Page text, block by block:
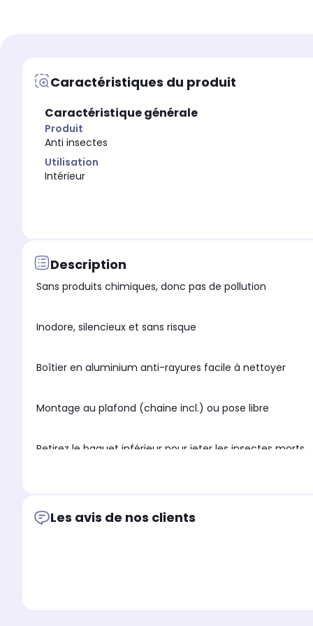
Poids Net (kg)
12.0
Poids Net (kg)
Caractéristiques du produit
Caractéristique générale
Produit
Anti insectes
Utilisation
Intérieur
Description
Sans produits chimiques, donc pas de pollution
Inodore, silencieux et sans risque
Boîtier en aluminium anti-rayures facile à nettoyer
Montage au plafond (chaine incl.) ou pose libre
Retirez le baquet inférieur pour jeter les insectes morts
Les avis de nos clients